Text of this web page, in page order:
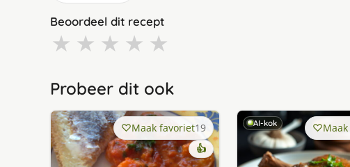
Beoordeel dit recept
★ ★ ★ ★ ★
Probeer dit ook
Maak favoriet19
👍
AI-kok